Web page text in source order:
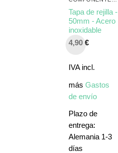
Tapa de rejilla -
50mm - Acero
inoxidable
4,90€
IVA incl.
másGastos
de envío
Plazo de
entrega:
Alemania 1-3
días